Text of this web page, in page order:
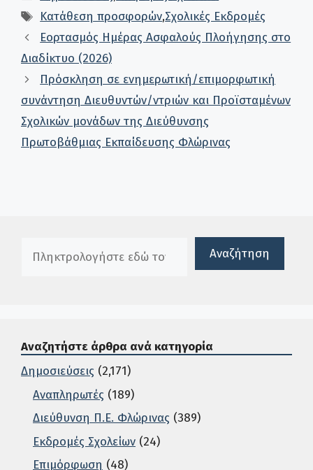
Ετικέτες
Κατάθεση προσφορών,Σχολικές Εκδρομές
Εορτασμός Ημέρας Ασφαλούς Πλοήγησης στο
Διαδίκτυο (2026)
Πρόσκληση σε ενημερωτική/επιμορφωτική
συνάντηση Διευθυντών/ντριών και Προϊσταμένων
Σχολικών μονάδων της Διεύθυνσης
Πρωτοβάθμιας Εκπαίδευσης Φλώρινας
Αναζήτηση
Αναζητήστε άρθρα ανά κατηγορία
Δημοσιεύσεις (2,171)
Αναπληρωτές (189)
Διεύθυνση Π.Ε. Φλώρινας (389)
Εκδρομές Σχολείων (24)
Επιμόρφωση (48)